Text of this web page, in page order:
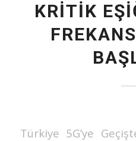
KRITIK
Türkiye 5G’ye